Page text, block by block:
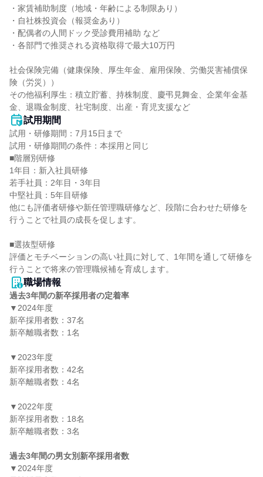
・家賃補助制度（地域・年齢による制限あり）
・自社株投資会（報奨金あり）
・配偶者の人間ドック受診費用補助 など
・各部門で推奨される資格取得で最大10万円
社会保険完備（健康保険、厚生年金、雇用保険、労働災害補償保
険（労災））
その他福利厚生：積立貯蓄、持株制度、慶弔見舞金、企業年金基
金、退職金制度、社宅制度、出産・育児支援など
試用期間
試用・研修期間：7月15日まで
試用・研修期間の条件：本採用と同じ
■階層別研修
1年目：新入社員研修
若手社員：2年目・3年目
中堅社員：5年目研修
他にも評価者研修や新任管理職研修など、段階に合わせた研修を
行うことで社員の成長を促します。
■選抜型研修
評価とモチベーションの高い社員に対して、1年間を通して研修を
職場情報
過去3年間の新卒採用者の定着率
▼2024年度
新卒採用者数：37名
新卒離職者数：1名
▼2023年度
新卒採用者数：42名
新卒離職者数：4名
▼2022年度
新卒採用者数：18名
新卒離職者数：3名
過去3年間の男女別新卒採用者数
▼2024年度